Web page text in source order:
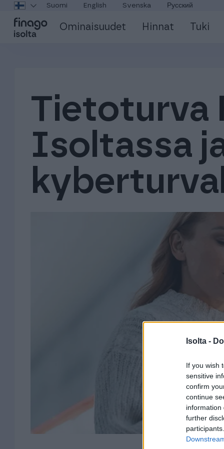
Isolta -
If you wish
sensitive
confirm
continue
information
further
Suomi English Svenska Русский
Ominaisuudet Hinnat Tuki
Tietoturva
Isoltassa